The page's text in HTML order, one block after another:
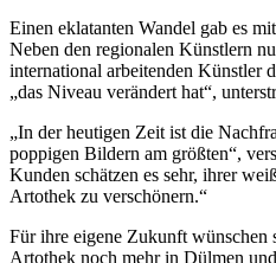
Einen eklatanten Wandel gab es
Neben den regionalen Künstlern
international arbeitenden Künstler
„das Niveau verändert hat“,
„In der heutigen Zeit ist die
poppigen Bildern am größten“,
Kunden schätzen es sehr, ihrer
Artothek zu verschönern.“
Für ihre eigene Zukunft wünschen
Artothek noch mehr in Dülmen